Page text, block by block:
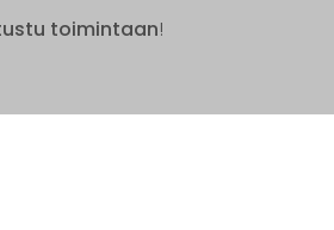
toimintaan!